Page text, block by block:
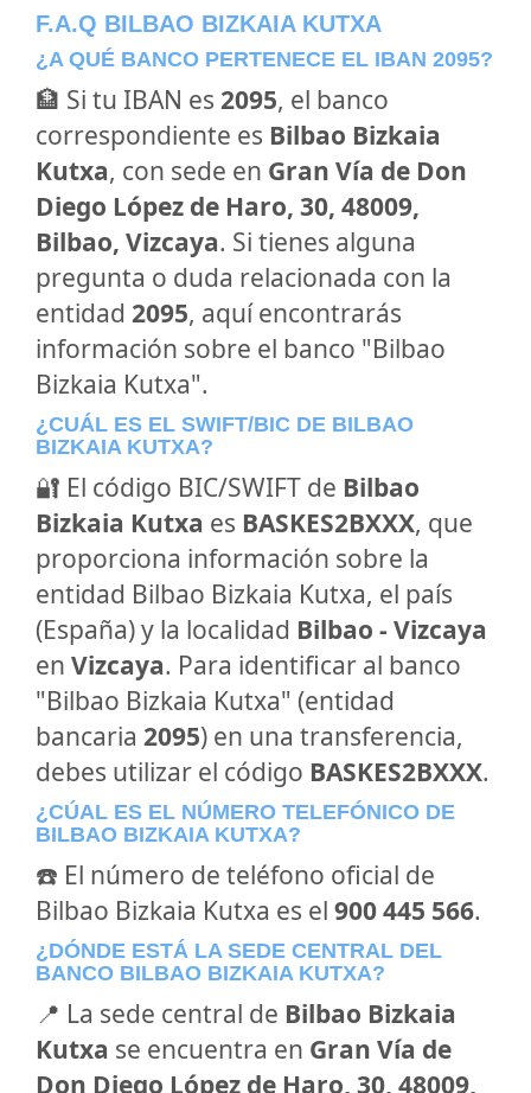
F.A.Q BILBAO BIZKAIA KUTXA
¿A QUÉ BANCO PERTENECE EL IBAN 2095?
🏦 Si tu IBAN es 2095, el banco
correspondiente es Bilbao Bizkaia
Kutxa, con sede en Gran Vía de Don
Diego López de Haro, 30, 48009,
Bilbao, Vizcaya. Si tienes alguna
pregunta o duda relacionada con la
entidad 2095, aquí encontrarás
información sobre el banco "Bilbao
Bizkaia Kutxa".
¿CUÁL ES EL SWIFT/BIC DE BILBAO
BIZKAIA KUTXA?
🔐 El código BIC/SWIFT de Bilbao
Bizkaia Kutxa es BASKES2BXXX, que
proporciona información sobre la
entidad Bilbao Bizkaia Kutxa, el país
(España) y la localidad Bilbao - Vizcaya
en Vizcaya. Para identificar al banco
"Bilbao Bizkaia Kutxa" (entidad
bancaria 2095) en una transferencia,
debes utilizar el código BASKES2BXXX.
¿CÚAL ES EL NÚMERO TELEFÓNICO DE
BILBAO BIZKAIA KUTXA?
☎️ El número de teléfono oficial de
Bilbao Bizkaia Kutxa es el 900 445 566.
¿DÓNDE ESTÁ LA SEDE CENTRAL DEL
BANCO BILBAO BIZKAIA KUTXA?
📍 La sede central de Bilbao Bizkaia
Kutxa se encuentra en Gran Vía de
Don Diego López de Haro, 30, 48009,